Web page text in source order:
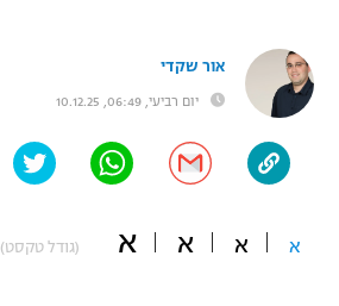
"מעל הליגה" – פודקאסט
"מחצית בשכונה" – פודקאסט
בני יהודה
היאבקות WWE
אופניים
אור שקדי
יום רביעי, 06:49, 10.12.25
א א א א (גודל טקסט)